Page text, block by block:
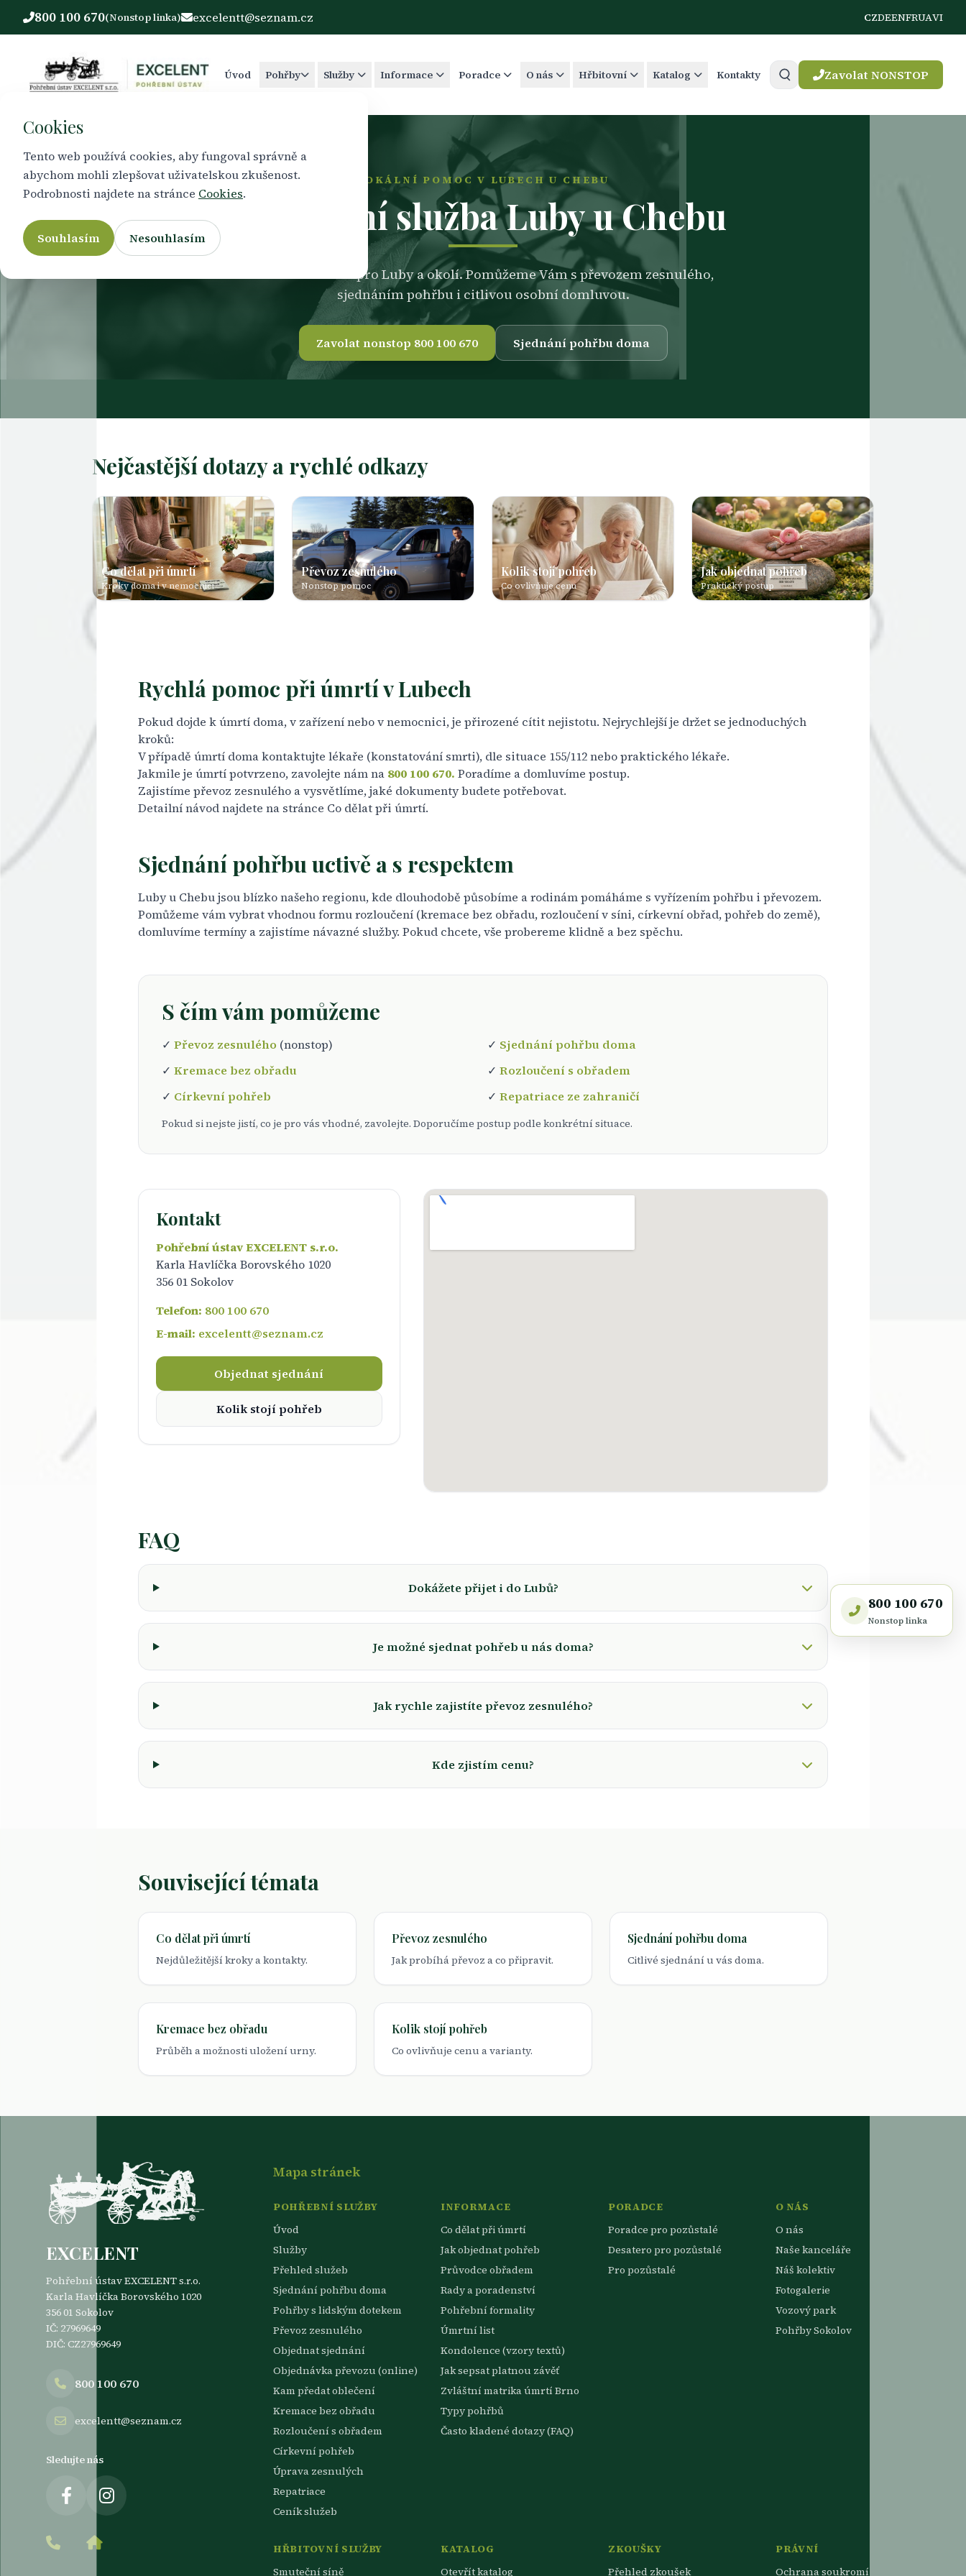
800 100 670(Nonstop linka) excelentt@seznam.cz CZDEENFRUAVI
Úvod Pohřby Služby Informace Poradce O nás Hřbitovní Katalog Kontakty Zavolat NONSTOP
800 100 670
Nonstop linka
LOKÁLNÍ POMOC V LUBECH U CHEBU
Pohřební služba Luby u Chebu
Pohřební služba pro Luby a okolí. Pomůžeme Vám s převozem zesnulého,
sjednáním pohřbu i citlivou osobní domluvou.
Zavolat nonstop 800 100 670 Sjednání pohřbu doma
Nejčastější dotazy a rychlé odkazy
Co dělat při úmrtí
Kroky doma i v nemocnici
Převoz zesnulého
Nonstop pomoc
Kolik stojí pohřeb
Co ovlivňuje cenu
Jak objednat pohřeb
Praktický postup
Rychlá pomoc při úmrtí v Lubech
Pokud dojde k úmrtí doma, v zařízení nebo v nemocnici, je přirozené cítit nejistotu. Nejrychlejší je držet se jednoduchých
kroků:
V případě úmrtí doma kontaktujte lékaře (konstatování smrti), dle situace 155/112 nebo praktického lékaře.
Jakmile je úmrtí potvrzeno, zavolejte nám na 800 100 670. Poradíme a domluvíme postup.
Zajistíme převoz zesnulého a vysvětlíme, jaké dokumenty budete potřebovat.
Detailní návod najdete na stránce Co dělat při úmrtí.
Sjednání pohřbu uctivě a s respektem
Luby u Chebu jsou blízko našeho regionu, kde dlouhodobě působíme a rodinám pomáháme s vyřízením pohřbu i převozem.
Pomůžeme vám vybrat vhodnou formu rozloučení (kremace bez obřadu, rozloučení v síni, církevní obřad, pohřeb do země),
domluvíme termíny a zajistíme návazné služby. Pokud chcete, vše probereme klidně a bez spěchu.
S čím vám pomůžeme
✓ Převoz zesnulého (nonstop) ✓ Sjednání pohřbu doma
✓ Kremace bez obřadu ✓ Rozloučení s obřadem
✓ Církevní pohřeb ✓ Repatriace ze zahraničí
Pokud si nejste jistí, co je pro vás vhodné, zavolejte. Doporučíme postup podle konkrétní situace.
Kontakt
Pohřební ústav EXCELENT s.r.o.
Karla Havlíčka Borovského 1020
356 01 Sokolov
Telefon: 800 100 670
E-mail: excelentt@seznam.cz
Objednat sjednání
Kolik stojí pohřeb
FAQ
Dokážete přijet i do Lubů?
Je možné sjednat pohřeb u nás doma?
Jak rychle zajistíte převoz zesnulého?
Kde zjistím cenu?
Související témata
Co dělat při úmrtí
Nejdůležitější kroky a kontakty.
Převoz zesnulého
Jak probíhá převoz a co připravit.
Sjednání pohřbu doma
Citlivé sjednání u vás doma.
Kremace bez obřadu
Průběh a možnosti uložení urny.
Kolik stojí pohřeb
Co ovlivňuje cenu a varianty.
EXCELENT
Pohřební ústav EXCELENT s.r.o.
Karla Havlíčka Borovského 1020
356 01 Sokolov
IČ: 27969649
DIČ: CZ27969649
800 100 670
excelentt@seznam.cz
Sledujte nás
Mapa stránek
POHŘEBNÍ SLUŽBY
Úvod
Služby
Přehled služeb
Sjednání pohřbu doma
Pohřby s lidským dotekem
Převoz zesnulého
Objednat sjednání
Objednávka převozu (online)
Kam předat oblečení
Kremace bez obřadu
Rozloučení s obřadem
Církevní pohřeb
Úprava zesnulých
Repatriace
Ceník služeb
INFORMACE
Co dělat při úmrtí
Jak objednat pohřeb
Průvodce obřadem
Rady a poradenství
Pohřební formality
Úmrtní list
Kondolence (vzory textů)
Jak sepsat platnou závěť
Zvláštní matrika úmrtí Brno
Typy pohřbů
Často kladené dotazy (FAQ)
PORADCE
Poradce pro pozůstalé
Desatero pro pozůstalé
Pro pozůstalé
O NÁS
O nás
Naše kanceláře
Náš kolektiv
Fotogalerie
Vozový park
Pohřby Sokolov
HŘBITOVNÍ SLUŽBY
Smuteční síně
KATALOG
Otevřít katalog
ZKOUŠKY
Přehled zkoušek
PRÁVNÍ
Ochrana soukromí
Cookies
Tento web používá cookies, aby fungoval správně a
abychom mohli zlepšovat uživatelskou zkušenost.
Podrobnosti najdete na stránce Cookies.
Souhlasím Nesouhlasím